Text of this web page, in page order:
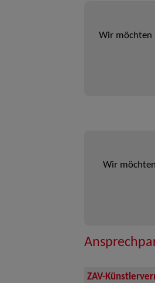
Wir möchten
Wir
ZAV-